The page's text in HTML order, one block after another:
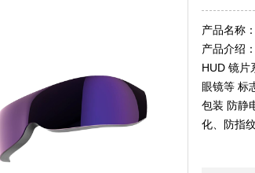
产品名称
产品介绍
HUD 镜片
眼镜等 标
包装 防静
化、防指